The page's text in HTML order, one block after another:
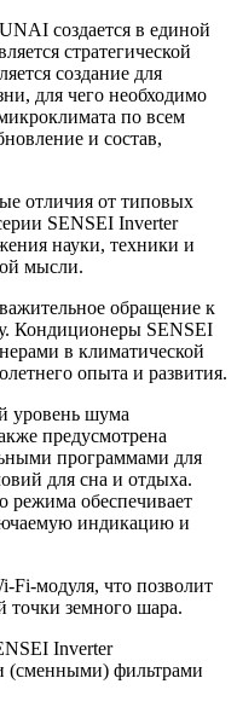
создается в единой
стратегической
создание для
для чего необходимо
по всем
и состав,
отличия от типовых
SENSEI Inverter
науки, техники и
мысли.
обращение к
Кондиционеры SENSEI
в климатической
опыта и развития.
уровень шума
предусмотрена
программами для
для сна и отдыха.
режима обеспечивает
индикацию и
Fi-модуля, что позволит
точки земного шара.
Inverter
(сменными) фильтрами